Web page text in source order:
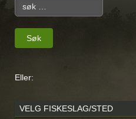
Søk
Eller:
VELG FISKESLAG/STED